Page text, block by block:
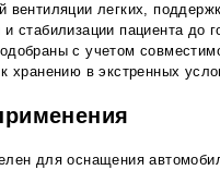
вентиляции легких,
и стабилизации пациента до
с учетом
хранению в экстренных
для оснащения